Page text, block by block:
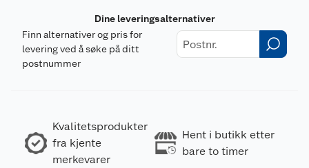
Dine leveringsalternativer
Finn alternativer og pris for
levering ved å søke på ditt
postnummer
Kvalitetsprodukter
fra kjente
merkevarer
Hent i butikk etter
bare to timer